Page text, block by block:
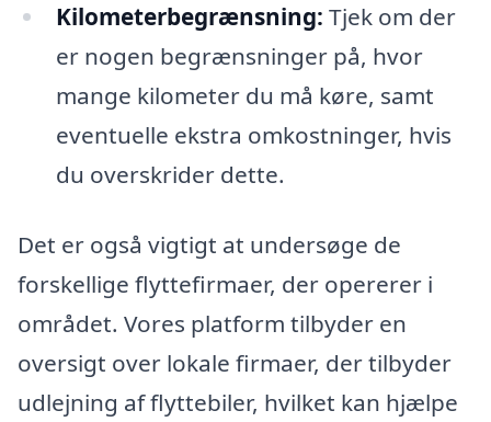
Kilometerbegrænsning: Tjek om der
er nogen begrænsninger på, hvor
mange kilometer du må køre, samt
eventuelle ekstra omkostninger, hvis
du overskrider dette.
Det er også vigtigt at undersøge de
forskellige flyttefirmaer, der opererer i
området. Vores platform tilbyder en
oversigt over lokale firmaer, der tilbyder
udlejning af flyttebiler, hvilket kan hjælpe